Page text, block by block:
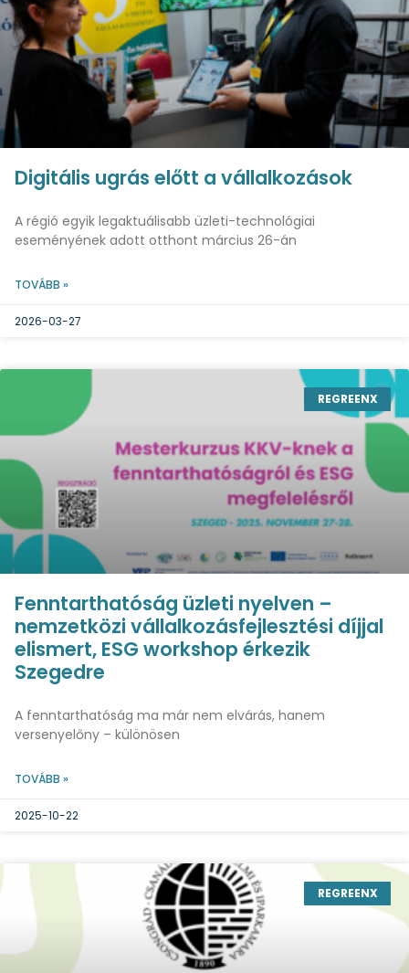
Digitális ugrás előtt a vállalkozások
A régió egyik legaktuálisabb üzleti-technológiai
eseményének adott otthont március 26-án
TOVÁBB »
2026-03-27
REGREENX
Fenntarthatóság üzleti nyelven –
nemzetközi vállalkozásfejlesztési díjjal
elismert, ESG workshop érkezik
Szegedre
A fenntarthatóság ma már nem elvárás, hanem
versenyelőny – különösen
TOVÁBB »
2025-10-22
REGREENX